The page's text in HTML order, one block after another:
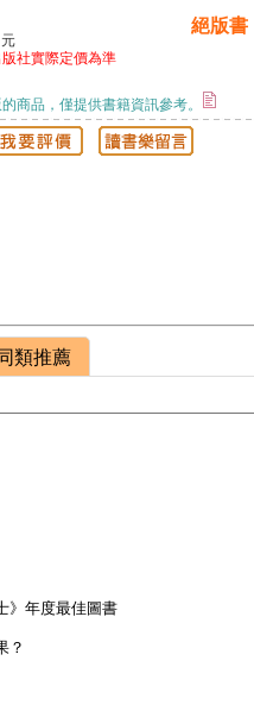
元
社實際定價為準
絕版書
商品，僅提供書籍資訊參考。
類推薦